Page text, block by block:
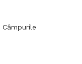
Câmpurile